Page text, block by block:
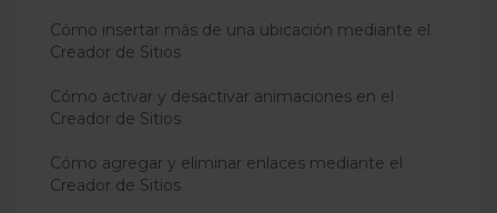
Cómo insertar más de una ubicación mediante el
Creador de Sitios
Cómo activar y desactivar animaciones en el
Creador de Sitios
Cómo agregar y eliminar enlaces mediante el
Creador de Sitios